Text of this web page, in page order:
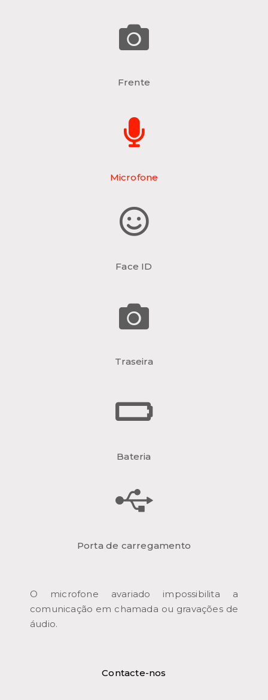
Frente
Microfone
Face ID
Traseira
Bateria
Porta de carregamento
O microfone avariado impossibilita a
comunicação em chamada ou gravações de
áudio.
Contacte-nos